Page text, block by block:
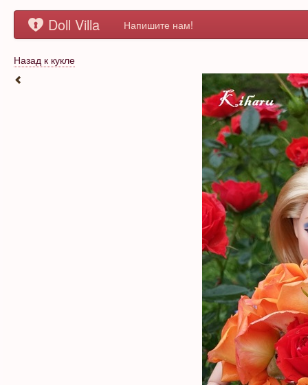
Doll Villa Напишите нам!
Назад к кукле